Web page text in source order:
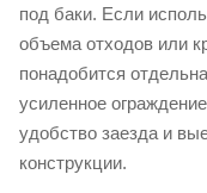
под баки. Если
объема отходов или
понадобится
усиленное
удобство заезда и
конструкции.